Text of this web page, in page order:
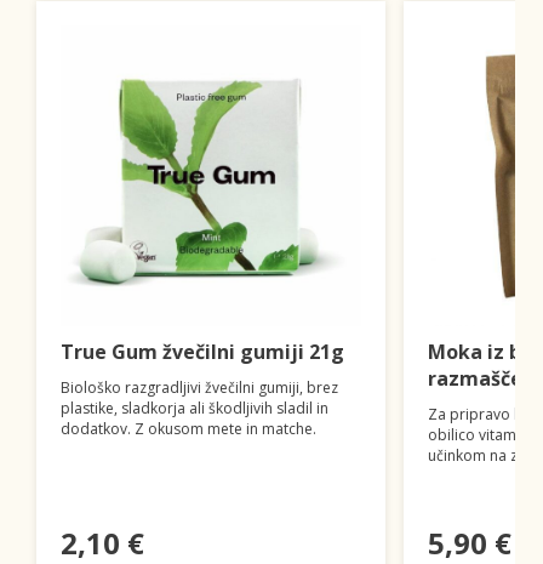
True Gum žvečilni gumiji 21g
Biološko razgradljivi žvečilni gumiji, brez
plastike, sladkorja ali škodljivih sladil in
dodatkov. Z okusom mete in matche.
2,10 €
Moka iz
Za pripravo
obilico
učinkom na
5,90 €